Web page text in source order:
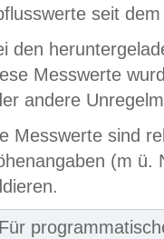
seit
den
Messwerte
andere
Messwerte sind
(m ü.
Für